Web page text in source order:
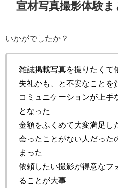
宣材写真撮影体験ま
いかがでしたか？
雑誌掲載写真を撮りたくて
失礼かも、と不安なことを
コミュニケーションが上手
となった
金額をふくめて大変満足し
会ったことがない人だった
まった
依頼したい撮影が得意なフ
ることが大事